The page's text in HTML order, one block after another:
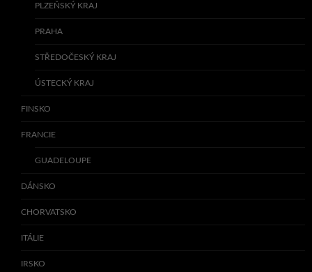
PLZEŇSKÝ KRAJ
PRAHA
STŘEDOČESKÝ KRAJ
ÚSTECKÝ KRAJ
FINSKO
FRANCIE
GUADELOUPE
DÁNSKO
CHORVATSKO
ITÁLIE
IRSKO